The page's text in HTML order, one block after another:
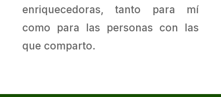
enriquecedoras, tanto para mí
como para las personas con las
que comparto.